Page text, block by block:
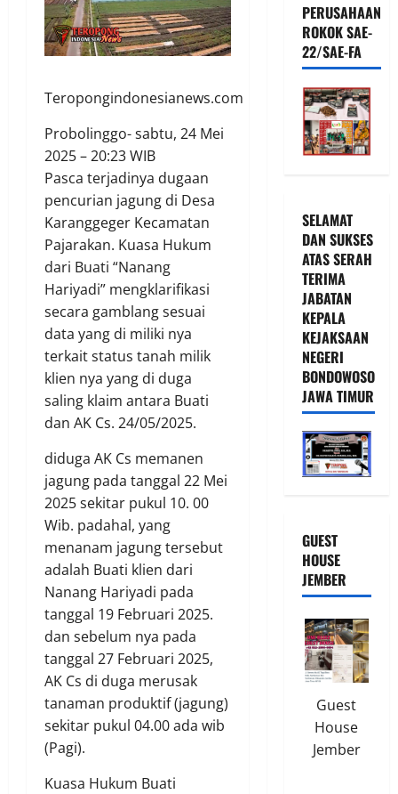
Teropongindonesianews.com
Probolinggo- sabtu, 24 Mei
2025 – 20:23 WIB
Pasca terjadinya dugaan
pencurian jagung di Desa
Karanggeger Kecamatan
Pajarakan. Kuasa Hukum
dari Buati “Nanang
Hariyadi” mengklarifikasi
secara gamblang sesuai
data yang di miliki nya
terkait status tanah milik
klien nya yang di duga
saling klaim antara Buati
dan AK Cs. 24/05/2025.
diduga AK Cs memanen
jagung pada tanggal 22 Mei
2025 sekitar pukul 10. 00
Wib. padahal, yang
menanam jagung tersebut
adalah Buati klien dari
Nanang Hariyadi pada
tanggal 19 Februari 2025.
dan sebelum nya pada
tanggal 27 Februari 2025,
AK Cs di duga merusak
tanaman produktif (jagung)
sekitar pukul 04.00 ada wib
(Pagi).
Kuasa Hukum Buati
PERUSAHAAN
ROKOK SAE-
22/SAE-FA
SELAMAT
DAN SUKSES
ATAS SERAH
TERIMA
JABATAN
KEPALA
KEJAKSAAN
NEGERI
BONDOWOSO
JAWA TIMUR
GUEST
HOUSE
JEMBER
Guest
House
Jember